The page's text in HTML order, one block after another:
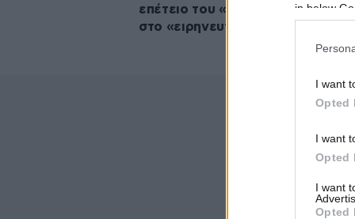
in below
I want
Opted
I want
Opted
I want
Opted
επέτειο του «Αττίλα» –
στο «ειρηνευτική επιχείρηση»